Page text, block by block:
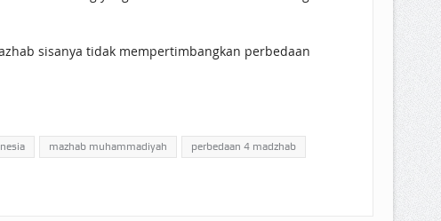
sisanya tidak mempertimbangkan perbedaan
mazhab muhammadiyah perbedaan 4 madzhab